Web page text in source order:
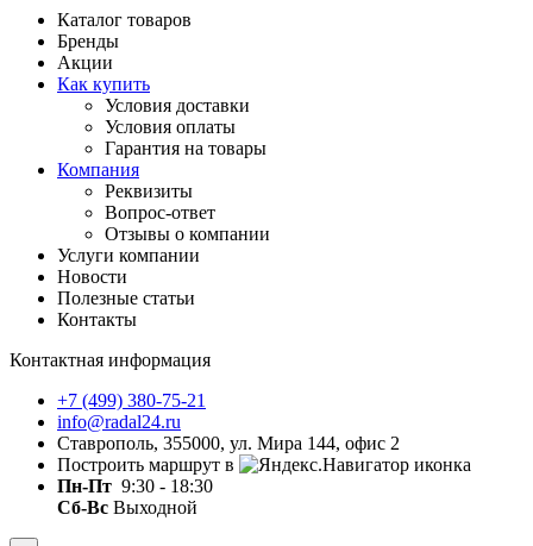
Каталог товаров
Бренды
Акции
Как купить
Условия доставки
Условия оплаты
Гарантия на товары
Компания
Реквизиты
Вопрос-ответ
Отзывы о компании
Услуги компании
Новости
Полезные статьи
Контакты
Контактная информация
+7 (499) 380-75-21
info@radal24.ru
Ставрополь, 355000, ул. Мира 144, офис 2
Построить маршрут в
Пн-Пт 9:30 - 18:30
Сб-Вс Выходной